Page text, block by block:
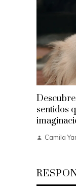
sentidos
Camila